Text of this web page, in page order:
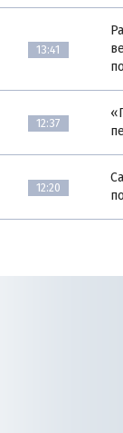
13:41
12:37
12:20